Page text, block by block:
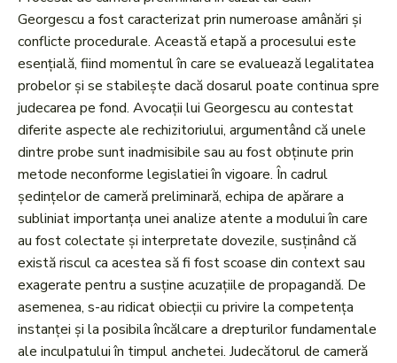
Georgescu a fost caracterizat prin numeroase amânări și
conflicte procedurale. Această etapă a procesului este
esențială, fiind momentul în care se evaluează legalitatea
probelor și se stabilește dacă dosarul poate continua spre
judecarea pe fond. Avocații lui Georgescu au contestat
diferite aspecte ale rechizitoriului, argumentând că unele
dintre probe sunt inadmisibile sau au fost obținute prin
metode neconforme legislatiei în vigoare. În cadrul
ședințelor de cameră preliminară, echipa de apărare a
subliniat importanța unei analize atente a modului în care
au fost colectate și interpretate dovezile, susținând că
există riscul ca acestea să fi fost scoase din context sau
exagerate pentru a susține acuzațiile de propagandă. De
asemenea, s-au ridicat obiecții cu privire la competența
instanței și la posibila încălcare a drepturilor fundamentale
ale inculpatului în timpul anchetei. Judecătorul de cameră